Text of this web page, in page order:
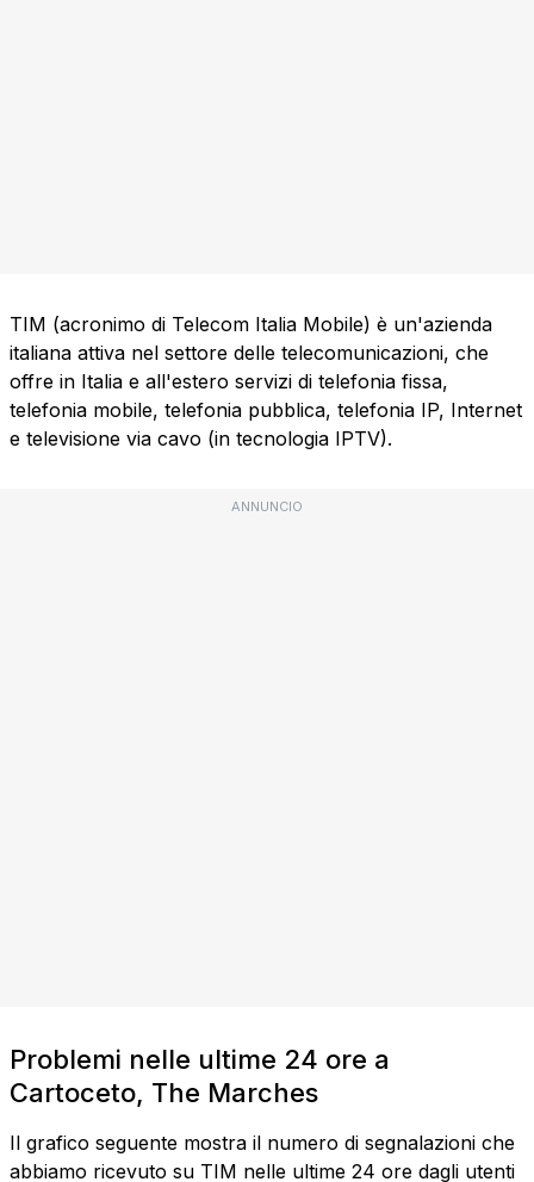
TIM (acronimo di Telecom Italia Mobile) è un'azienda
italiana attiva nel settore delle telecomunicazioni, che
offre in Italia e all'estero servizi di telefonia fissa,
telefonia mobile, telefonia pubblica, telefonia IP, Internet
e televisione via cavo (in tecnologia IPTV).
ANNUNCIO
Problemi nelle ultime 24 ore a
Cartoceto, The Marches
Il grafico seguente mostra il numero di segnalazioni che
abbiamo ricevuto su TIM nelle ultime 24 ore dagli utenti